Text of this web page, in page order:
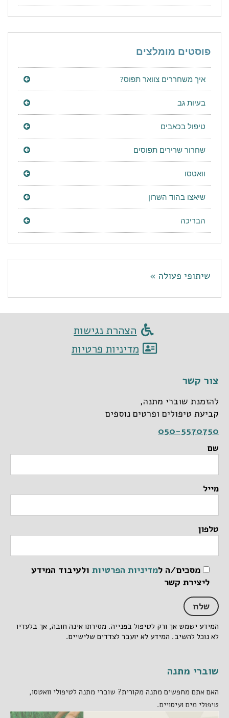
פוסטים מומלצים
איך משחררים צוואר תפוס?
בעיות גב
טיפול בכאבים
שחרור שרירים תפוסים
וואטסו
שיאצו בהוד השרון
הבריכה
שיתופי פעולה »
הצהרת נגישות
מדיניות פרטיות
צור קשר
להזמנת שוברי מתנה,
קביעת טיפולים ופרטים נוספים
050-5570750
שם
מייל
טלפון
מסכים/ה למדיניות הפרטיות ולעיבוד המידע
ליצירת קשר
המידע ישמש אך ורק לטיפול בפנייה. מסירתו אינה חובה, אך בלעדיו
לא נוכל להשיב. המידע לא יועבר לצדדים שלישיים.
שוברי מתנה
האם אתם מחפשים מתנה מקורית? שוברי מתנה לטיפולי וואטסו,
טיפולי מים ועיסויים.